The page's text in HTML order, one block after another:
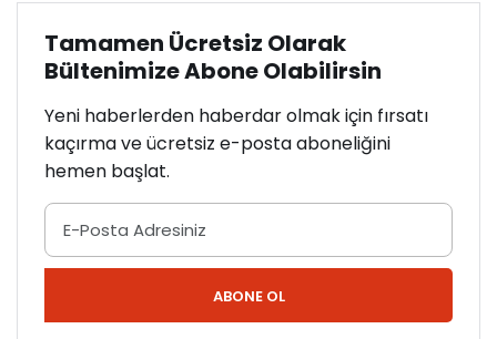
Tamamen Ücretsiz Olarak
Bültenimize Abone Olabilirsin
Yeni haberlerden haberdar olmak için fırsatı
kaçırma ve ücretsiz e-posta aboneliğini
hemen başlat.
ABONE OL